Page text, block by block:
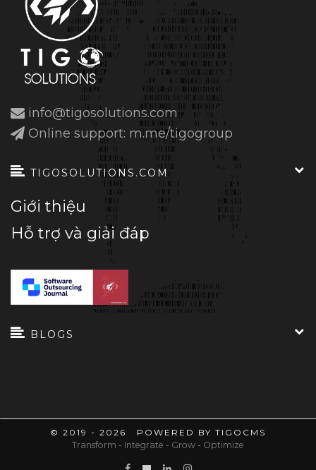
info@tigosolutions.com
Online support: m.me/tigogroup
TIGOSOLUTIONS.COM
Giới thiệu
Hỗ trợ và giải đáp
BLOGS
© 2019 - 2026 POWERED BY TIGOCMS
Transform - Integrate - Grow - Optimize